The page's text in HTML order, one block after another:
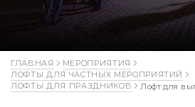
ГЛАВНАЯ
МЕРОПРИЯТИЯ
ЛОФТЫ ДЛЯ ЧАСТНЫХ МЕРОПРИЯТИЙ
ЛОФТЫ ДЛЯ ПРАЗДНИКОВ
Лофт для